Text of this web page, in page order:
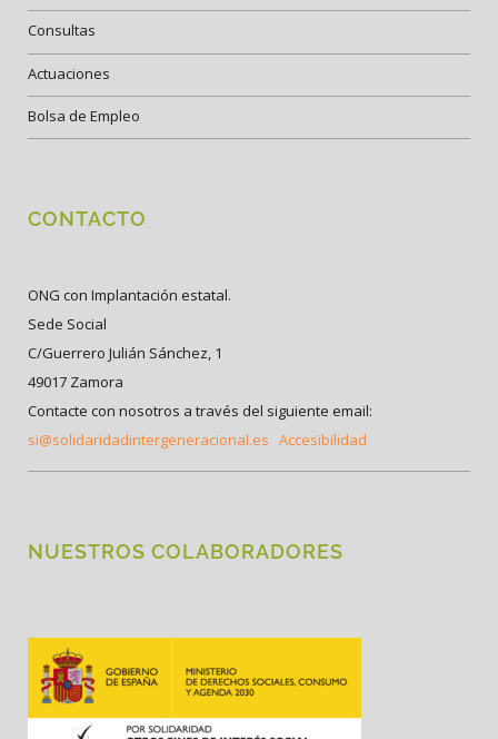
Consultas
Actuaciones
Bolsa de Empleo
CONTACTO
ONG con Implantación estatal.
Sede Social
C/Guerrero Julián Sánchez, 1
49017 Zamora
Contacte con nosotros a través del siguiente email:
si@solidaridadintergeneracional.es Accesibilidad
NUESTROS COLABORADORES